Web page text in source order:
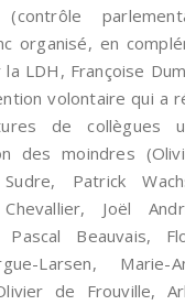
(contrôle
organisé, en
LDH, Françoise
volontaire qui a
de collègues
des moindres
Patrick
Joël
Pascal Beauvais,
Larsen, Marie-
de Frouville,